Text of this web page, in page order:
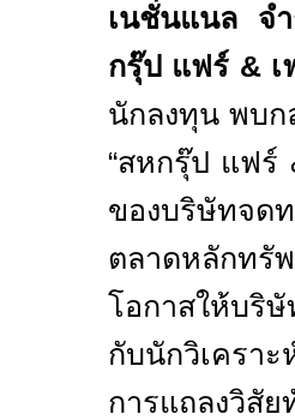
เนชั่นแนล จ
กรุ๊ป แฟร์ &
นักลงทุน พบ
“สหกรุ๊ป แฟร์
ของบริษัทจด
ตลาดหลักทรั
โอกาสให้บริ
กับนักวิเครา
การแถลงวิสั